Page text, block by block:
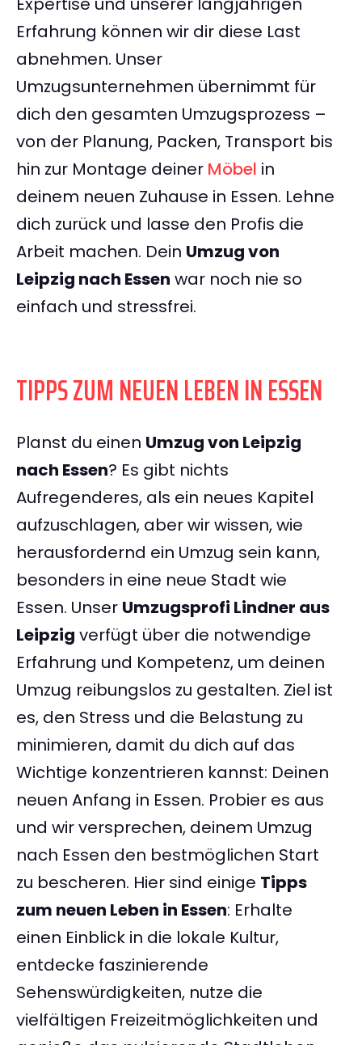
Erfahrung können wir dir diese Last
abnehmen. Unser
Umzugsunternehmen übernimmt für
dich den gesamten Umzugsprozess –
von der Planung, Packen, Transport bis
hin zur Montage deiner Möbel in
deinem neuen Zuhause in Essen. Lehne
dich zurück und lasse den Profis die
Arbeit machen. Dein Umzug von
Leipzig nach Essen war noch nie so
einfach und stressfrei.
TIPPS ZUM NEUEN LEBEN IN ESSEN
Planst du einen Umzug von Leipzig
nach Essen? Es gibt nichts
Aufregenderes, als ein neues Kapitel
aufzuschlagen, aber wir wissen, wie
herausfordernd ein Umzug sein kann,
besonders in eine neue Stadt wie
Essen. Unser Umzugsprofi Lindner aus
Leipzig verfügt über die notwendige
Erfahrung und Kompetenz, um deinen
Umzug reibungslos zu gestalten. Ziel ist
es, den Stress und die Belastung zu
minimieren, damit du dich auf das
Wichtige konzentrieren kannst: Deinen
neuen Anfang in Essen. Probier es aus
und wir versprechen, deinem Umzug
nach Essen den bestmöglichen Start
zu bescheren. Hier sind einige Tipps
zum neuen Leben in Essen: Erhalte
einen Einblick in die lokale Kultur,
entdecke faszinierende
Sehenswürdigkeiten, nutze die
vielfältigen Freizeitmöglichkeiten und